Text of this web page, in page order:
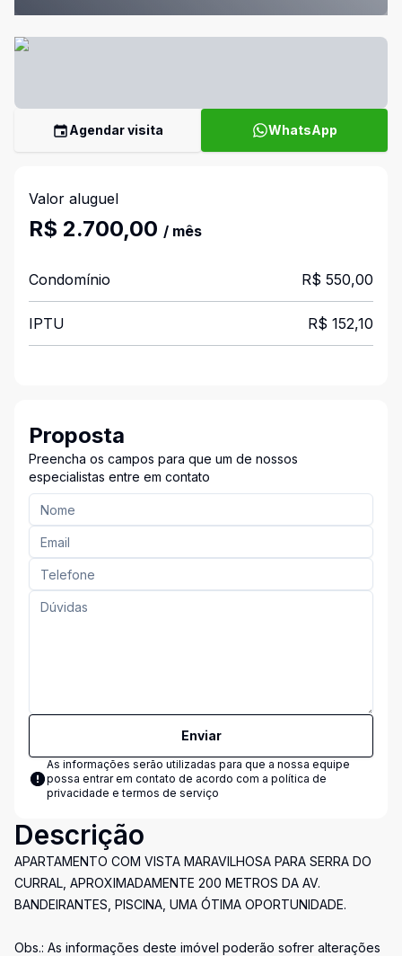
Agendar visita WhatsApp
Valor aluguel
R$ 2.700,00 / mês
Condomínio R$ 550,00
IPTU R$ 152,10
Proposta
Preencha os campos para que um de nossos
especialistas entre em contato
Enviar
As informações serão utilizadas para que a nossa equipe
possa entrar em contato de acordo com a política de
privacidade e termos de serviço
Descrição
APARTAMENTO COM VISTA MARAVILHOSA PARA SERRA DO
CURRAL, APROXIMADAMENTE 200 METROS DA AV.
BANDEIRANTES, PISCINA, UMA ÓTIMA OPORTUNIDADE.
Obs.: As informações deste imóvel poderão sofrer alterações